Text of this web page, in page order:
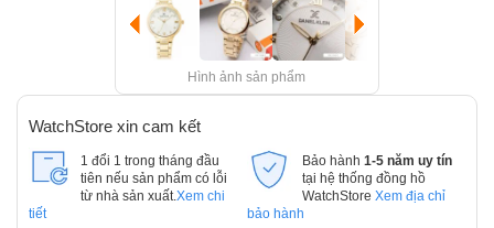
Hình ảnh sản phẩm
WatchStore xin cam kết
1 đổi 1 trong tháng đầu
tiên nếu sản phẩm có lỗi
từ nhà sản xuất. Xem chi
tiết
Bảo hành 1-5 năm uy tín
tại hệ thống đồng hồ
WatchStore Xem địa chỉ
bảo hành